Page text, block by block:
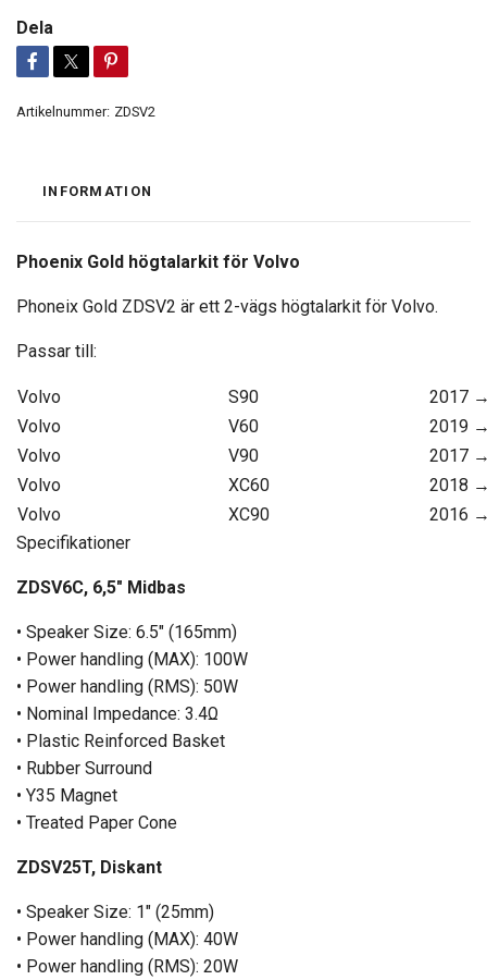
Dela
Artikelnummer: ZDSV2
INFORMATION
Phoenix Gold högtalarkit för Volvo
Phoneix Gold ZDSV2 är ett 2-vägs högtalarkit för Volvo.
Passar till:
Volvo S90
2017
Volvo
V60
2019
Volvo
V90
2017
Volvo
XC60
2018
Volvo
XC90
2016
Specifikationer
ZDSV6C, 6,5" Midbas
• Speaker Size: 6.5″ (165mm)
• Power handling (MAX): 100W
• Power handling (RMS): 50W
• Nominal Impedance: 3.4Ω
• Plastic Reinforced Basket
• Rubber Surround
• Y35 Magnet
• Treated Paper Cone
ZDSV25T, Diskant
• Speaker Size: 1″ (25mm)
• Power handling (MAX): 40W
• Power handling (RMS): 20W